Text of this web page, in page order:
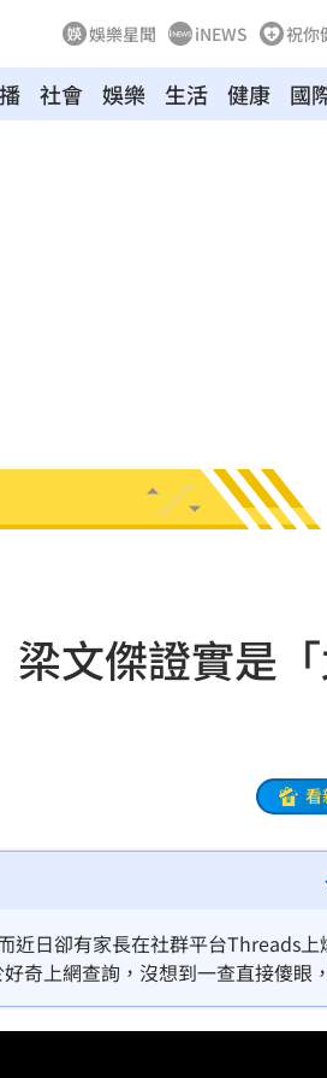
娛樂星聞 iNEWS 祝你
社會 娛樂 生活 健康 國
文傑證實是
看
近日卻有家長在社群平台Threads上
奇上網查詢，沒想到一查直接傻眼
陸委會副主委梁文傑今（11）日表
台北市的